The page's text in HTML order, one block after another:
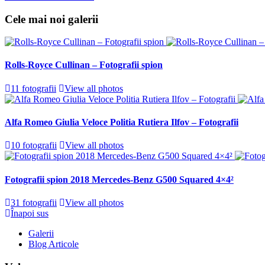
Cele mai noi galerii
Rolls-Royce Cullinan – Fotografii spion
11 fotografii View all photos
Alfa Romeo Giulia Veloce Politia Rutiera Ilfov – Fotografii
10 fotografii View all photos
Fotografii spion 2018 Mercedes-Benz G500 Squared 4×4²
31 fotografii
View all photos
Înapoi sus
Galerii
Blog Articole